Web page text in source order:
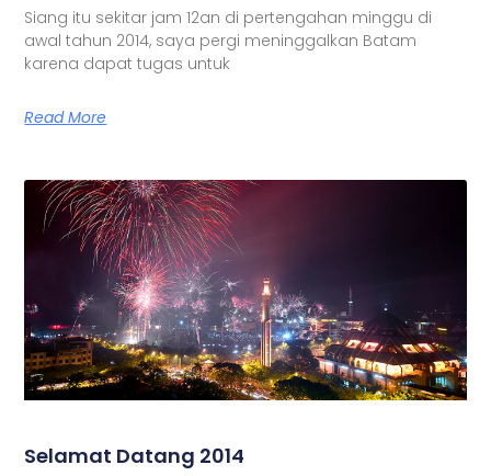
Siang itu sekitar jam 12an di pertengahan minggu di
awal tahun 2014, saya pergi meninggalkan Batam
karena dapat tugas untuk
Read More
Selamat Datang 2014